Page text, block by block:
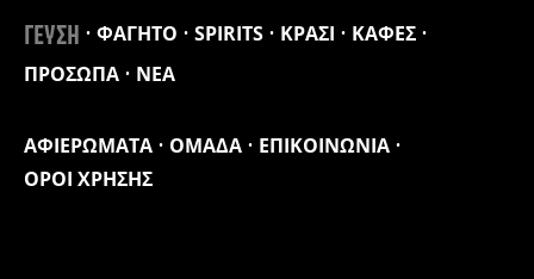
ΑΦΙΕΡΩΜΑΤΑ ΟΜΑΔΑ
ΕΠΙΚΟΙΝΩΝΙΑ
ΟΡΟΙ ΧΡΗΣΗΣ
ΓΕΥΣΗ ΦΑΓΗΤΟ SPIRITS ΚΡΑΣΙ
ΚΑΦΕΣ
ΠΡΟΣΩΠΑ
ΝΕΑ